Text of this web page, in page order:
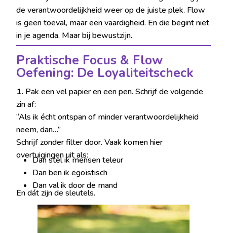
de verantwoordelijkheid weer op de juiste plek. Flow
is geen toeval, maar een vaardigheid. En die begint niet
in je agenda. Maar bij bewustzijn.
Praktische Focus & Flow
Oefening: De Loyaliteitscheck
1. Pak een vel papier en een pen. Schrijf de volgende
zin af:
“Als ik écht ontspan of minder verantwoordelijkheid
neem, dan…”
Schrijf zonder filter door. Vaak komen hier
overtuigingen uit als:
Dan stel ik mensen teleur
Dan ben ik egoïstisch
Dan val ik door de mand
En dát zijn de sleutels.